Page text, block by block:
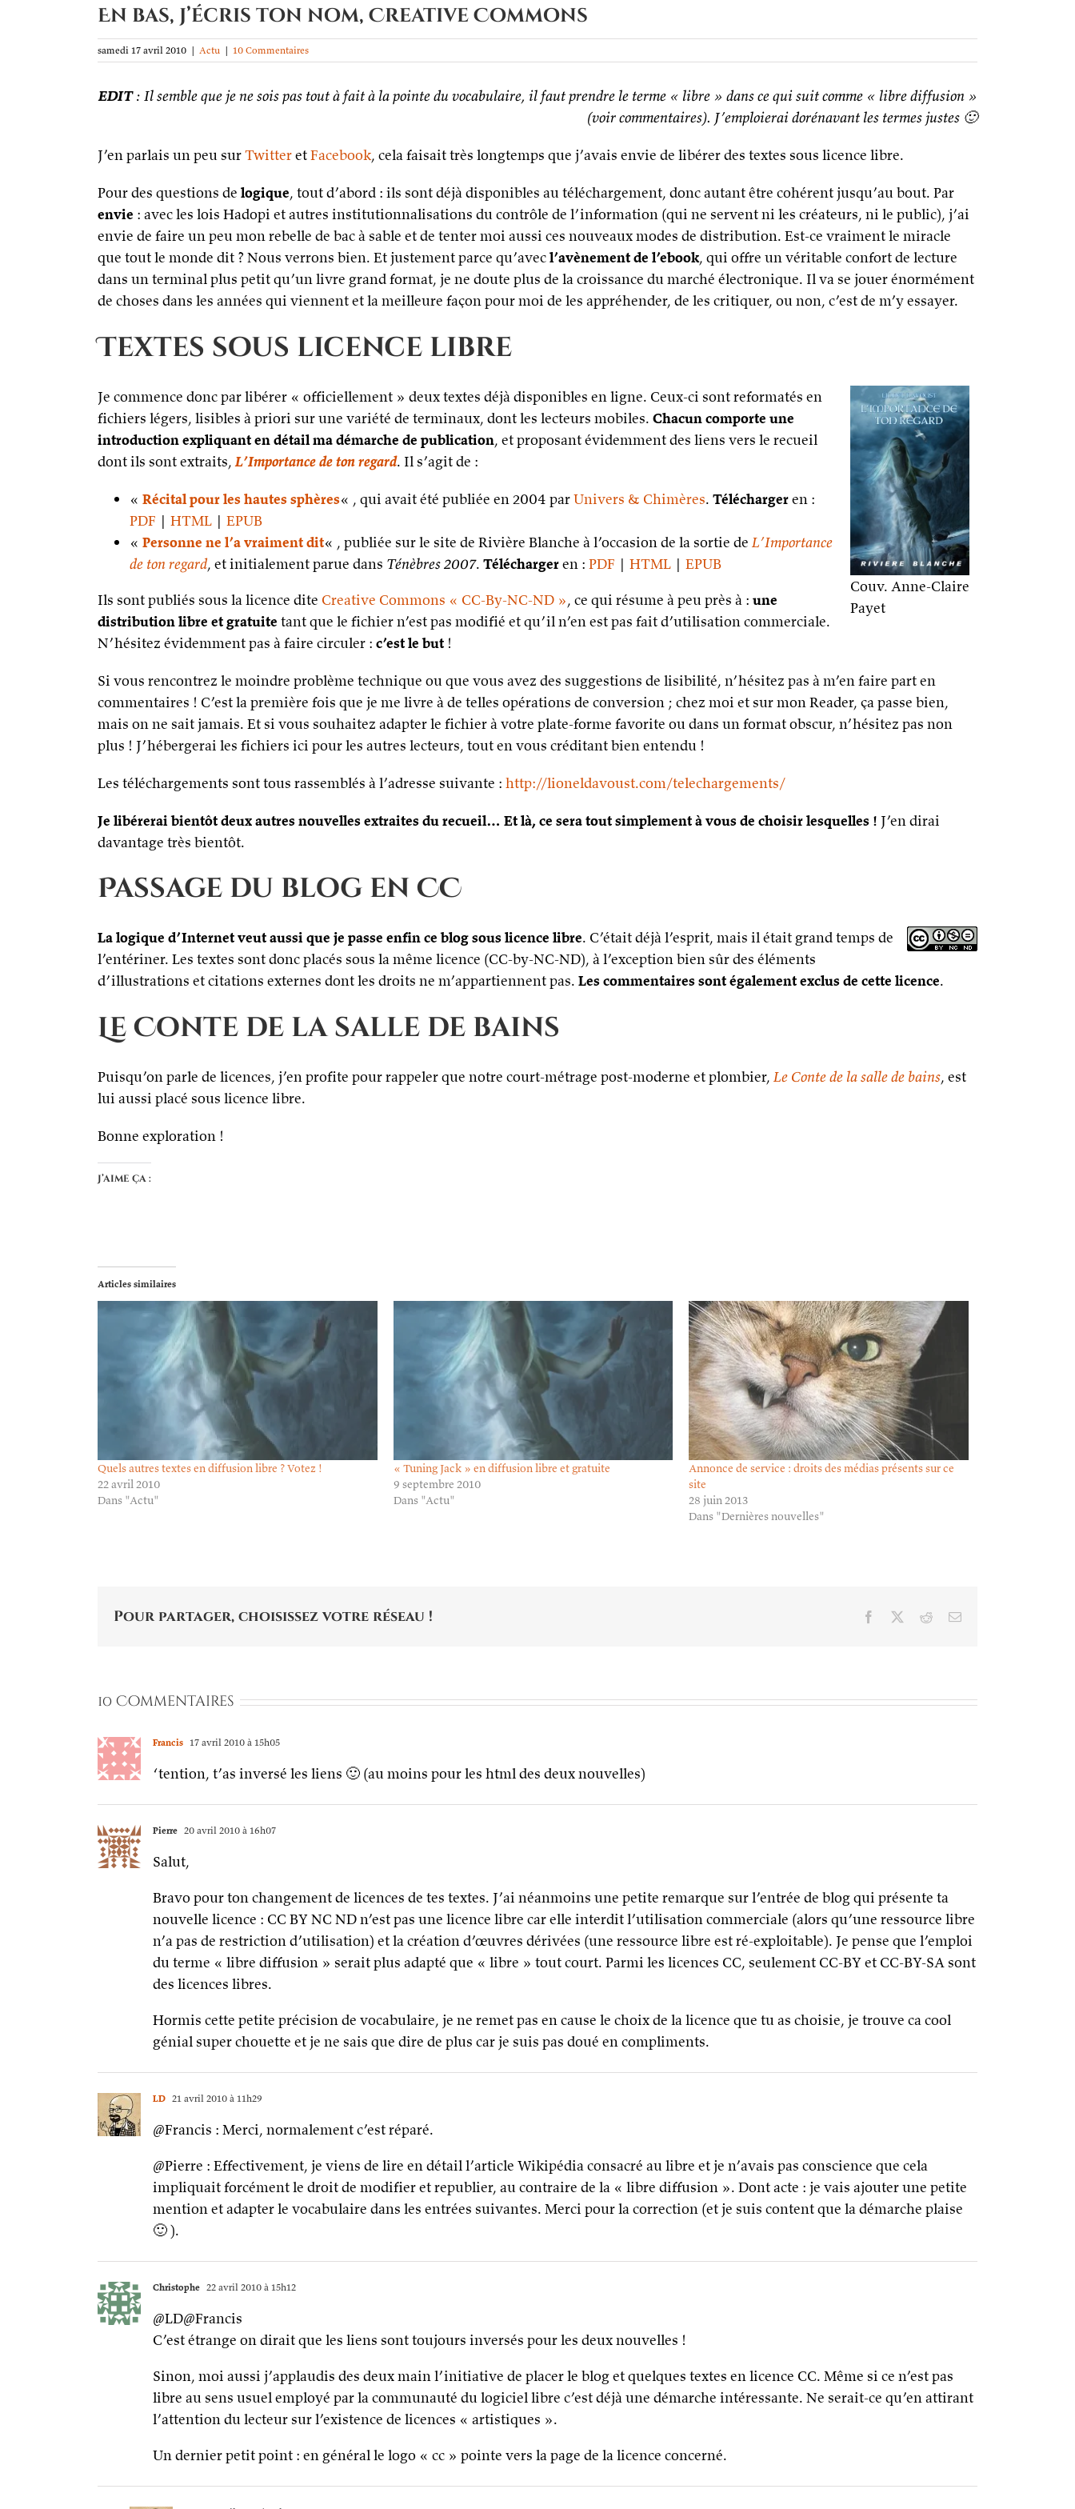
En bas, j’écris ton nom, Creative Commons
samedi 17 avril 2010 | Actu | 10 Commentaires
EDIT: Il semble que je ne sois pas tout à fait à la pointe du vocabulaire, il faut prendre le terme « libre » dans ce qui suit comme « libre diffusion »
(voir commentaires). J’emploierai dorénavant les termes justes 🙂
J’en parlais un peu surTwitteretFacebook, cela faisait très longtemps que j’avais envie de libérer des textes sous licence libre.
Pour des questions de logique, tout d’abord : ils sont déjà disponibles au téléchargement, donc autant être cohérent jusqu’au bout. Par
envie : avec les lois Hadopi et autres institutionnalisations du contrôle de l’information (qui ne servent ni les créateurs, ni le public), j’ai
envie de faire un peu mon rebelle de bac à sable et de tenter moi aussi ces nouveaux modes de distribution. Est-ce vraiment le miracle
que tout le monde dit ? Nous verrons bien. Et justement parce qu’avecl’avènement de l’ebook, qui offre un véritable confort de lecture
dans un terminal plus petit qu’un livre grand format, je ne doute plus de la croissance du marché électronique. Il va se jouer énormément
de choses dans les années qui viennent et la meilleure façon pour moi de les appréhender, de les critiquer, ou non, c’est de m’y essayer.
Textes sous licence libre
Couv. Anne-Claire
Payet
Je commence donc par libérer « officiellement » deux textes déjà disponibles en ligne. Ceux-ci sont reformatés en
fichiers légers, lisibles à priori sur une variété de terminaux, dont les lecteurs mobiles. Chacun comporte une
introduction expliquant en détail ma démarche de publication, et proposant évidemment des liens vers le recueil
dont ils sont extraits, L’Importance de ton regard. Il s’agit de :
« Récital pour les hautes sphères« , qui avait été publiée en 2004 parUnivers & Chimères. Téléchargeren :
PDF | HTML | EPUB
« Personne ne l’a vraiment dit« , publiée sur le site de Rivière Blanche à l’occasion de la sortie de L’Importance
de ton regard, et initialement parue dans Ténèbres 2007. Téléchargeren : PDF | HTML | EPUB
Ils sont publiés sous la licence dite Creative Commons « CC-By-NC-ND », ce qui résume à peu près à : une
distribution libre et gratuite tant que le fichier n’est pas modifié et qu’il n’en est pas fait d’utilisation commerciale.
N’hésitez évidemment pas à faire circuler : c’est le but !
Si vous rencontrez le moindre problème technique ou que vous avez des suggestions de lisibilité, n’hésitez pas à m’en faire part en
commentaires ! C’est la première fois que je me livre à de telles opérations de conversion ; chez moi et sur mon Reader, ça passe bien,
mais on ne sait jamais. Et si vous souhaitez adapter le fichier à votre plate-forme favorite ou dans un format obscur, n’hésitez pas non
plus ! J’hébergerai les fichiers ici pour les autres lecteurs, tout en vous créditant bien entendu !
Les téléchargements sont tous rassemblés à l’adresse suivante : http://lioneldavoust.com/telechargements/
Je libérerai bientôt deux autres nouvelles extraites du recueil… Et là, ce sera tout simplement à vous de choisir lesquelles ! J’en dirai
davantage très bientôt.
Passage du blog en CC
La logique d’Internet veut aussi que je passe enfin ce blog sous licence libre. C’était déjà l’esprit, mais il était grand temps de
l’entériner. Les textes sont donc placés sous la même licence (CC-by-NC-ND), à l’exception bien sûr des éléments
d’illustrations et citations externes dont les droits ne m’appartiennent pas. Les commentaires sont également exclus de cette licence.
Le Conte de la salle de bains
Puisqu’on parle de licences, j’en profite pour rappeler que notre court-métrage post-moderne et plombier, Le Conte de la salle de bains, est
lui aussi placé sous licence libre.
Bonne exploration !
J’aime ça :
Articles similaires
Quels autres textes en diffusion libre ? Votez !
22 avril 2010
Dans "Actu"
« Tuning Jack » en diffusion libre et gratuite
9 septembre 2010
Dans "Actu"
Annonce de service : droits des médias présents sur ce
site
28 juin 2013
Dans "Dernières nouvelles"
Pour partager, choisissez votre réseau ! Facebook RedditEmail
10 Commentaires
Francis 17 avril 2010 à 15h05
‘tention, t’as inversé les liens 🙂 (au moins pour les html des deux nouvelles)
Pierre 20 avril 2010 à 16h07
Salut,
Bravo pour ton changement de licences de tes textes. J’ai néanmoins une petite remarque sur l’entrée de blog qui présente ta
nouvelle licence : CC BY NC ND n’est pas une licence libre car elle interdit l’utilisation commerciale (alors qu’une ressource libre
n’a pas de restriction d’utilisation) et la création d’œuvres dérivées (une ressource libre est ré-exploitable). Je pense que l’emploi
du terme « libre diffusion » serait plus adapté que « libre » tout court. Parmi les licences CC, seulement CC-BY et CC-BY-SA sont
des licences libres.
Hormis cette petite précision de vocabulaire, je ne remet pas en cause le choix de la licence que tu as choisie, je trouve ca cool
génial super chouette et je ne sais que dire de plus car je suis pas doué en compliments.
LD 21 avril 2010 à 11h29
@Francis : Merci, normalement c’est réparé.
@Pierre : Effectivement, je viens de lire en détail l’article Wikipédia consacré au libre et je n’avais pas conscience que cela
impliquait forcément le droit de modifier et republier, au contraire de la « libre diffusion ». Dont acte : je vais ajouter une petite
mention et adapter le vocabulaire dans les entrées suivantes. Merci pour la correction (et je suis content que la démarche plaise
🙂 ).
Christophe 22 avril 2010 à 15h12
@LD@Francis
C’est étrange on dirait que les liens sont toujours inversés pour les deux nouvelles !
Sinon, moi aussi j’applaudis des deux main l’initiative de placer le blog et quelques textes en licence CC. Même si ce n’est pas
libre au sens usuel employé par la communauté du logiciel libre c’est déjà une démarche intéressante. Ne serait-ce qu’en attirant
l’attention du lecteur sur l’existence de licences « artistiques ».
Un dernier petit point : en général le logo « cc » pointe vers la page de la licence concerné.